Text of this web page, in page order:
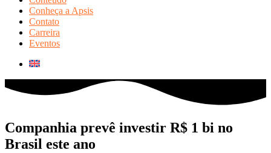
Conheça a Apsis
Contato
Carreira
Eventos
Companhia prevê investir R$ 1 bi no
Brasil este ano